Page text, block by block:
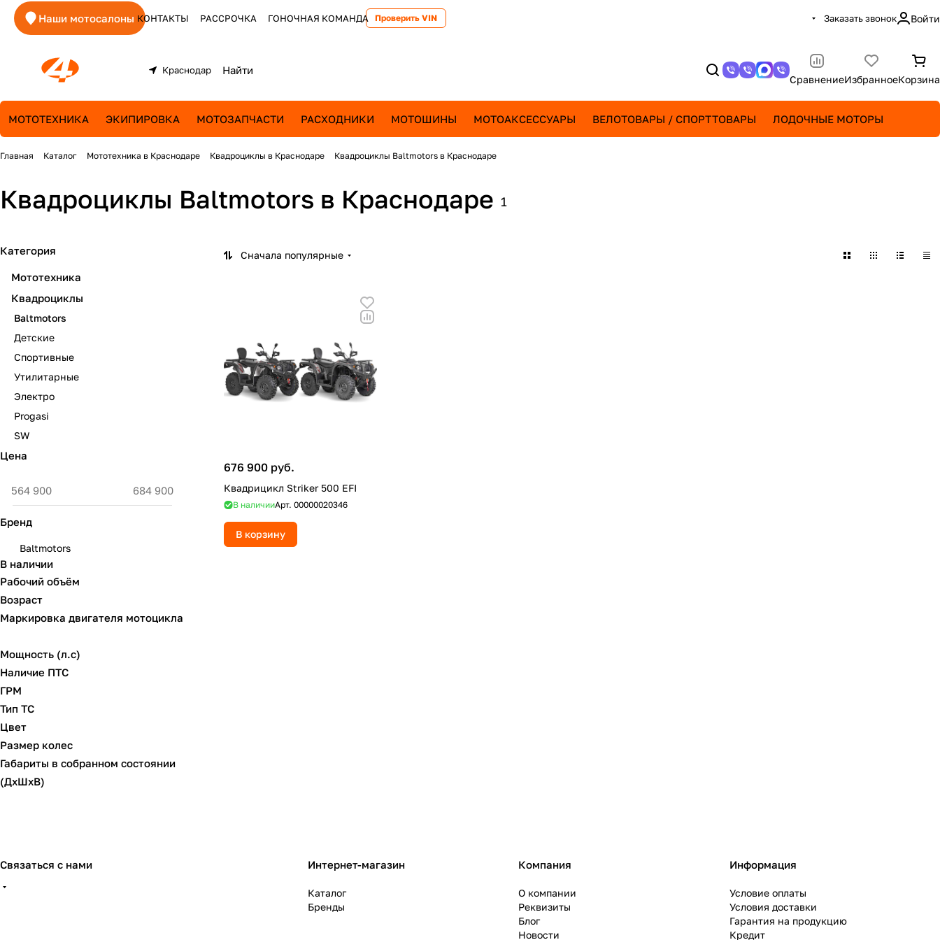
Наши мотосалоны КОНТАКТЫ РАССРОЧКА ГОНОЧНАЯ КОМАНДА Проверить VIN Заказать звонок Войти
Краснодар
СравнениеИзбранноеКорзина
МОТОТЕХНИКА ЭКИПИРОВКА МОТОЗАПЧАСТИ РАСХОДНИКИ МОТОШИНЫ МОТОАКСЕССУАРЫ ВЕЛОТОВАРЫ / СПОРТТОВАРЫ ЛОДОЧНЫЕ МОТОРЫ
Главная Каталог Мототехника в Краснодаре Квадроциклы в Краснодаре Квадроциклы Baltmotors в Краснодаре
Квадроциклы Baltmotors в Краснодаре 1
Сначала популярные
676 900 руб.
Квадрицикл Striker 500 EFI
В наличииАрт. 00000020346
В корзину
Категория
Мототехника
Квадроциклы
Baltmotors
Детские
Спортивные
Утилитарные
Электро
Progasi
SW
Цена
Бренд
Baltmotors
В наличии
Рабочий объём
Возраст
Маркировка двигателя мотоцикла
Мощность (л.с)
Наличие ПТС
ГРМ
Тип ТС
Цвет
Размер колес
Габариты в собранном состоянии
(ДхШхВ)
Связаться с нами Интернет-магазин
Каталог
Бренды
Компания
О компании
Реквизиты
Блог
Новости
Информация
Условие оплаты
Условия доставки
Гарантия на продукцию
Кредит